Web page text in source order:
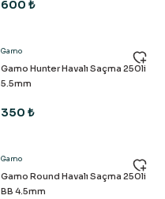
600 ₺
Gamo
Gamo Hunter Havalı Saçma 250li
5.5mm
350 ₺
Gamo
Gamo Round Havalı Saçma 250li
BB 4.5mm